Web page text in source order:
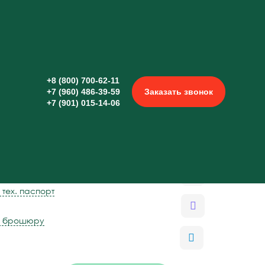
+8 (800) 700-62-11
+7 (960) 486-39-59
+7 (901) 015-14-06
Заказать звонок
уборки кукурузы
тех. паспорт
брошюру